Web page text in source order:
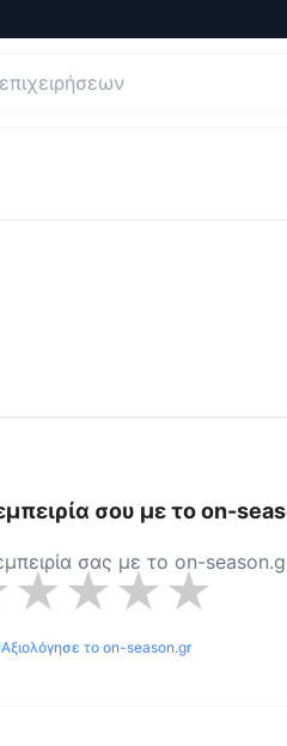
και Κριτικές για
σου με τοon-
σας με το on-
★★★★
Αξιολόγησε το on-season.gr